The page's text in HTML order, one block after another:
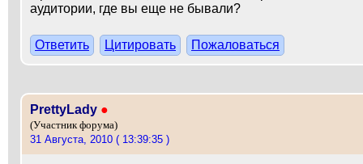
аудитории, где вы еще не бывали?
Ответить Цитировать Пожаловаться
PrettyLady ●
(Участник форума)
31 Августа, 2010 ( 13:39:35 )